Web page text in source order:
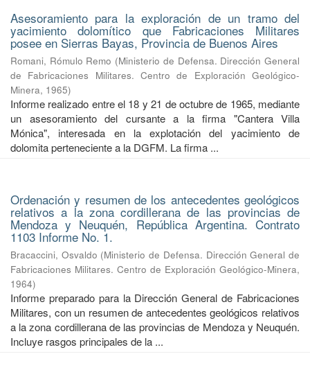
Asesoramiento para la exploración de un tramo del
yacimiento dolomítico que Fabricaciones Militares
posee en Sierras Bayas, Provincia de Buenos Aires
Romani, Rómulo Remo (Ministerio de Defensa. Dirección General
de Fabricaciones Militares. Centro de Exploración Geológico-
Minera, 1965)
Informe realizado entre el 18 y 21 de octubre de 1965, mediante
un asesoramiento del cursante a la firma "Cantera Villa
Mónica", interesada en la explotación del yacimiento de
dolomita perteneciente a la DGFM. La firma ...
Ordenación y resumen de los antecedentes geológicos
relativos a la zona cordillerana de las provincias de
Mendoza y Neuquén, República Argentina. Contrato
1103 Informe No. 1.
Bracaccini, Osvaldo (Ministerio de Defensa. Dirección General de
Fabricaciones Militares. Centro de Exploración Geológico-Minera,
1964)
Informe preparado para la Dirección General de Fabricaciones
Militares, con un resumen de antecedentes geológicos relativos
a la zona cordillerana de las provincias de Mendoza y Neuquén.
Incluye rasgos principales de la ...